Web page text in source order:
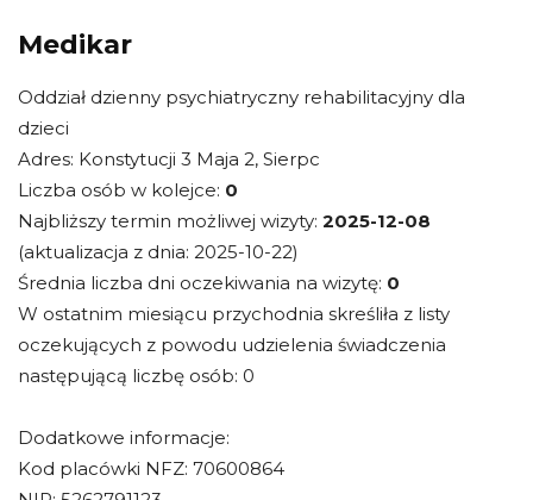
Medikar
Oddział dzienny psychiatryczny rehabilitacyjny dla
dzieci
Adres: Konstytucji 3 Maja 2, Sierpc
Liczba osób w kolejce: 0
Najbliższy termin możliwej wizyty: 2025-12-08
(aktualizacja z dnia: 2025-10-22)
Średnia liczba dni oczekiwania na wizytę: 0
W ostatnim miesiącu przychodnia skreśliła z listy
oczekujących z powodu udzielenia świadczenia
następującą liczbę osób: 0
Dodatkowe informacje:
Kod placówki NFZ: 70600864